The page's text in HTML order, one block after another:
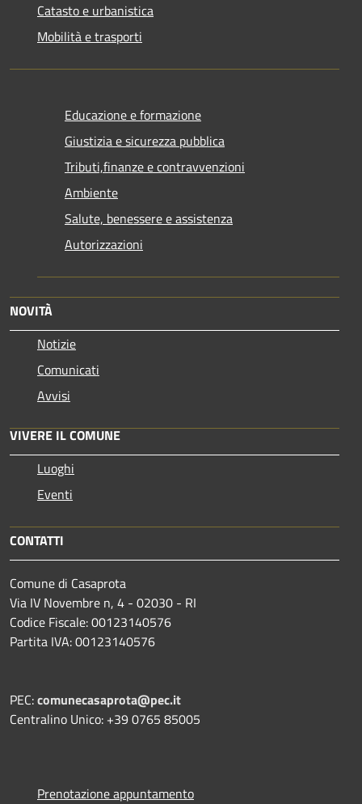
Catasto e urbanistica
Mobilità e trasporti
Educazione e formazione
Giustizia e sicurezza pubblica
Tributi,finanze e contravvenzioni
Ambiente
Salute, benessere e assistenza
Autorizzazioni
NOVITÀ
Notizie
Comunicati
Avvisi
VIVERE IL COMUNE
Luoghi
Eventi
CONTATTI
Comune di Casaprota
Via IV Novembre n, 4 - 02030 - RI
Codice Fiscale: 00123140576
Partita IVA: 00123140576
PEC:comunecasaprota@pec.it
Centralino Unico: +39 0765 85005
Prenotazione appuntamento